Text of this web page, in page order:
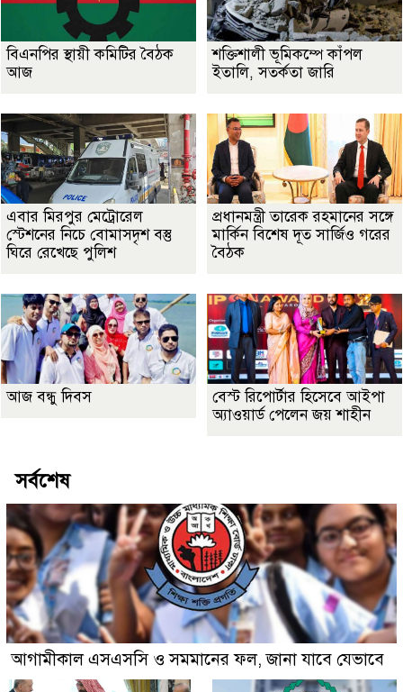
বিএনপির স্থায়ী কমিটির বৈঠক
আজ
শক্তিশালী ভূমিকম্পে কাঁপল
ইতালি, সতর্কতা জারি
এবার মিরপুর মেট্রোরেল
স্টেশনের নিচে বোমাসদৃশ বস্তু
ঘিরে রেখেছে পুলিশ
প্রধানমন্ত্রী তারেক রহমানের সঙ্গে
মার্কিন বিশেষ দূত সার্জিও গরের
বৈঠক
আজ বন্ধু দিবস
বেস্ট রিপোর্টার হিসেবে আইপা
অ্যাওয়ার্ড পেলেন জয় শাহীন
সর্বশেষ
আগামীকাল এসএসসি ও সমমানের ফল, জানা যাবে যেভাবে